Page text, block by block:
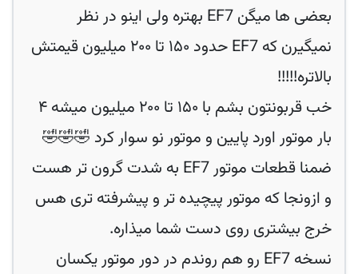
بعضی ها میگن EF7 بهتره ولی اینو در نظر
نمیگیرن که EF7 حدود ۱۵۰ تا ۲۰۰ میلیون قیمتش
بالاتره!!!!!
خب قربونتون بشم با ۱۵۰ تا ۲۰۰ میلیون میشه ۴
بار موتور اورد پایین و موتور نو سوار کرد 🤣🤣🤣
ضمنا قطعات موتور EF7 به شدت گرون تر هست
و ازونجا که موتور پیچیده تر و پیشرفته تری هس
خرج بیشتری روی دست شما میذاره.
نسخه EF7 رو هم روندم در دور موتور یکسان